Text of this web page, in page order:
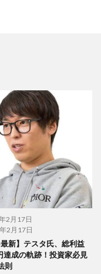
2月17日
2月17日
最新】テスタ氏、総利益
達成の軌跡！投資家必見
則